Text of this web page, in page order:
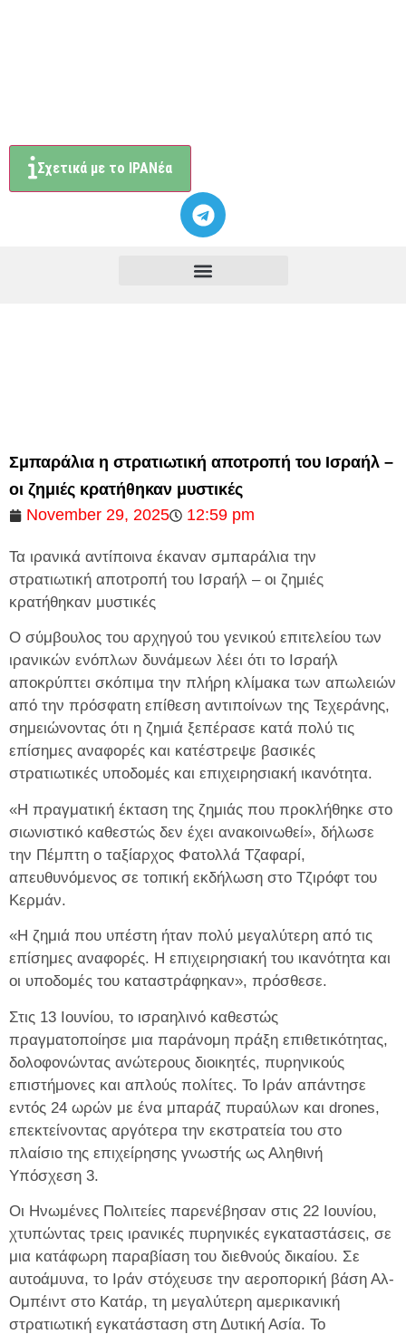
Σχετικά με το ΙΡΑΝέα
Σμπαράλια η στρατιωτική αποτροπή του Ισραήλ –
οι ζημιές κρατήθηκαν μυστικές
November 29, 2025
12:59 pm
Τα ιρανικά αντίποινα έκαναν σμπαράλια την
στρατιωτική αποτροπή του Ισραήλ – οι ζημιές
κρατήθηκαν μυστικές
Ο σύμβουλος του αρχηγού του γενικού επιτελείου των
ιρανικών ενόπλων δυνάμεων λέει ότι το Ισραήλ
αποκρύπτει σκόπιμα την πλήρη κλίμακα των απωλειών
από την πρόσφατη επίθεση αντιποίνων της Τεχεράνης,
σημειώνοντας ότι η ζημιά ξεπέρασε κατά πολύ τις
επίσημες αναφορές και κατέστρεψε βασικές
στρατιωτικές υποδομές και επιχειρησιακή ικανότητα.
«Η πραγματική έκταση της ζημιάς που προκλήθηκε στο
σιωνιστικό καθεστώς δεν έχει ανακοινωθεί», δήλωσε
την Πέμπτη ο ταξίαρχος Φατολλά Τζαφαρί,
απευθυνόμενος σε τοπική εκδήλωση στο Τζιρόφτ του
Κερμάν.
«Η ζημιά που υπέστη ήταν πολύ μεγαλύτερη από τις
επίσημες αναφορές. Η επιχειρησιακή του ικανότητα και
οι υποδομές του καταστράφηκαν», πρόσθεσε.
Στις 13 Ιουνίου, το ισραηλινό καθεστώς
πραγματοποίησε μια παράνομη πράξη επιθετικότητας,
δολοφονώντας ανώτερους διοικητές, πυρηνικούς
επιστήμονες και απλούς πολίτες. Το Ιράν απάντησε
εντός 24 ωρών με ένα μπαράζ πυραύλων και drones,
επεκτείνοντας αργότερα την εκστρατεία του στο
πλαίσιο της επιχείρησης γνωστής ως Αληθινή
Υπόσχεση 3.
Οι Ηνωμένες Πολιτείες παρενέβησαν στις 22 Ιουνίου,
χτυπώντας τρεις ιρανικές πυρηνικές εγκαταστάσεις, σε
μια κατάφωρη παραβίαση του διεθνούς δικαίου. Σε
αυτοάμυνα, το Ιράν στόχευσε την αεροπορική βάση Αλ-
Ομπέιντ στο Κατάρ, τη μεγαλύτερη αμερικανική
στρατιωτική εγκατάσταση στη Δυτική Ασία. Το